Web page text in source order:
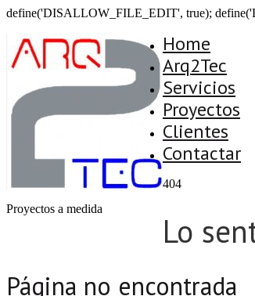
define('DISALLOW_FILE_EDIT', true);
Proyectos a medida
Home
Arq2Tec
Servicios
Proyectos
Clientes
Contactar
404
Lo
Página no encontrada